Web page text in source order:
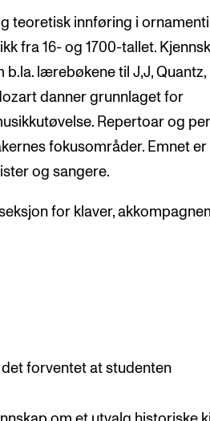
teoretisk innføring i
fra 16- og 1700-tallet.
b.la. lærebøkene til J,J, Quantz,
danner grunnlaget for
Repertoar og
fokusområder. Emnet
og sangere.
for klaver,
forventet at studenten